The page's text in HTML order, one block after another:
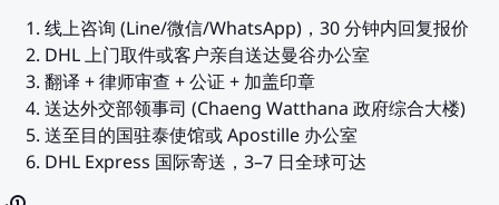
线上咨询 (Line/微信/WhatsApp)，30 分钟内回复报价
DHL 上门取件或客户亲自送达曼谷办公室
翻译 + 律师审查 + 公证 + 加盖印章
送达外交部领事司 (Chaeng Watthana 政府综合大楼)
送至目的国驻泰使馆或 Apostille 办公室
DHL Express 国际寄送，3–7 日全球可达